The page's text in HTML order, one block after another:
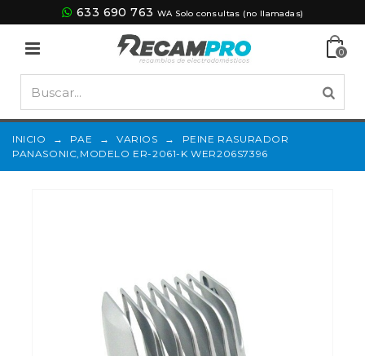
633 690 763 WA Solo consultas (no llamadas)
0
INICIO → PAE → VARIOS →
PEINE RASURADOR
PANASONIC,MODELO ER-2061-K WER206S7396